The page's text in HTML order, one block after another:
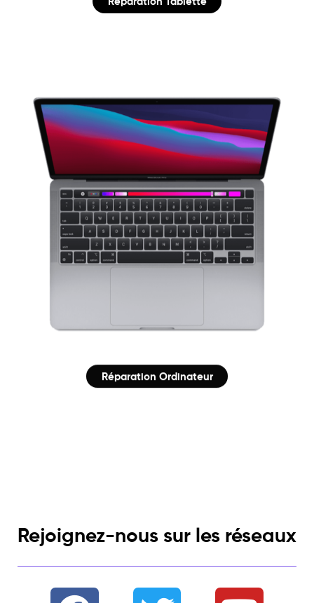
Réparation Ordinateur
Rejoignez-nous sur les réseaux